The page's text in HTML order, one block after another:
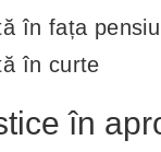
în fața
în curte
în